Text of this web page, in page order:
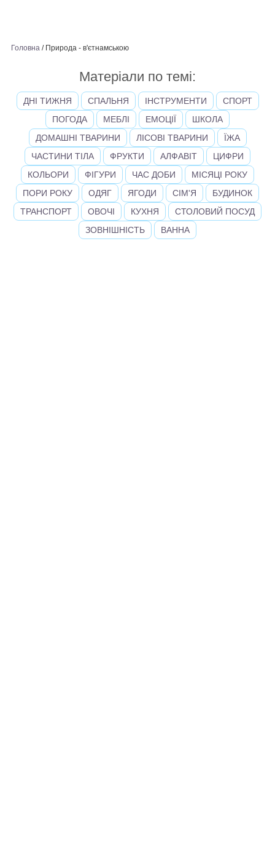
Головна / Природа - в'єтнамською
Матеріали по темі:
ДНІ ТИЖНЯ СПАЛЬНЯ ІНСТРУМЕНТИ
СПОРТ
ПОГОДА
МЕБЛІ ЕМОЦІЇ
ШКОЛА
ДОМАШНІ ТВАРИНИ
ЛІСОВІ ТВАРИНИ
ЇЖА
ЧАСТИНИ ТІЛА
ФРУКТИ АЛФАВІТ
ЦИФРИ
КОЛЬОРИ
ФІГУРИ ЧАС ДОБИ
МІСЯЦІ РОКУ
ПОРИ РОКУ
ОДЯГ ЯГОДИ СІМ'Я
БУДИНОК
ТРАНСПОРТ
ОВОЧІ КУХНЯ
СТОЛОВИЙ ПОСУД
ЗОВНІШНІСТЬ
ВАННА